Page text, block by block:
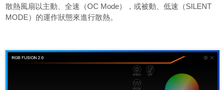
散熱風扇以主動、全速（OC Mode），或被動、低速（SILENT
MODE）的運作狀態來進行散熱。